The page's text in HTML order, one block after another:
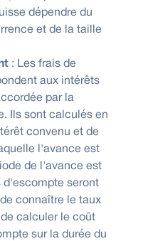
dépendre du
et de la taille
: Les frais de
aux intérêts
par la
Ils sont calculés en
convenu et de
l'avance est
de l'avance est
d'escompte seront
connaître le taux
calculer le coût
sur la durée du